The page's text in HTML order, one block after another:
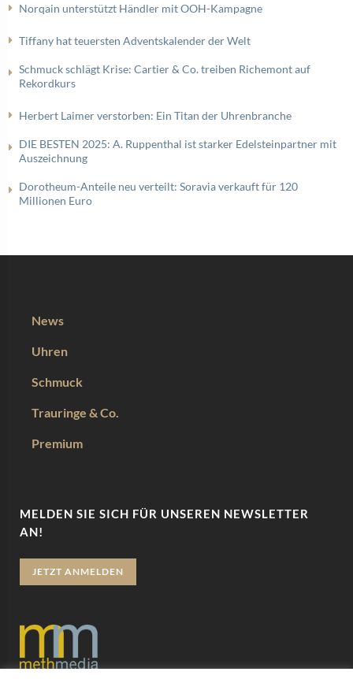
Norqain unterstützt Händler mit OOH-Kampagne
Tiffany hat teuersten Adventskalender der Welt
Schmuck schlägt Krise: Cartier & Co. treiben Richemont auf
Rekordkurs
Herbert Laimer verstorben: Ein Titan der Uhrenbranche
DIE BESTEN 2025: A. Ruppenthal ist starker Edelsteinpartner mit
Auszeichnung
Dorotheum-Anteile neu verteilt: Soravia verkauft für 120
Millionen Euro
News
Uhren
Schmuck
Trauringe & Co.
Premium
MELDEN SIE SICH FÜR UNSEREN NEWSLETTER
AN!
JETZT ANMELDEN